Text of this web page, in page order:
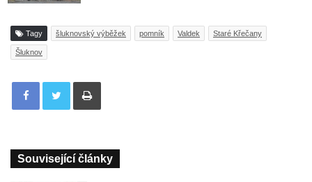
Tagy šluknovský výběžek pomník Valdek Staré Křečany
Šluknov
Tisknout
Související články